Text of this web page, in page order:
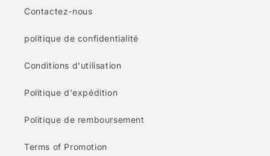
Contactez-nous
politique de confidentialité
Conditions d'utilisation
Politique d'expédition
Politique de remboursement
Terms of Promotion